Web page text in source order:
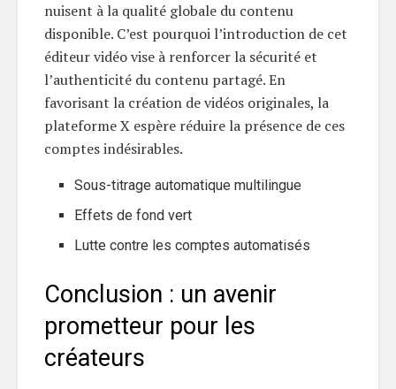
nuisent à la qualité globale du contenu
disponible. C’est pourquoi l’introduction de cet
éditeur vidéo vise à renforcer la sécurité et
l’authenticité du contenu partagé. En
favorisant la création de vidéos originales, la
plateforme X espère réduire la présence de ces
comptes indésirables.
Sous-titrage automatique multilingue
Effets de fond vert
Lutte contre les comptes automatisés
Conclusion : un avenir
prometteur pour les
créateurs